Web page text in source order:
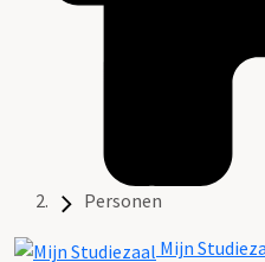
Personen
Mijn